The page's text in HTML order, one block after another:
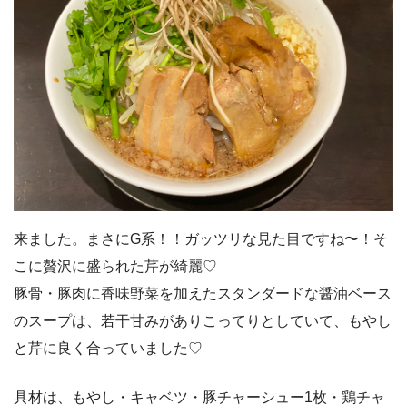
来ました。まさにG系！！ガッツリな見た目ですね〜！そ
こに贅沢に盛られた芹が綺麗♡
豚骨・豚肉に香味野菜を加えたスタンダードな醤油ベース
のスープは、若干甘みがありこってりとしていて、もやし
と芹に良く合っていました♡
具材は、もやし・キャベツ・豚チャーシュー1枚・鶏チャ